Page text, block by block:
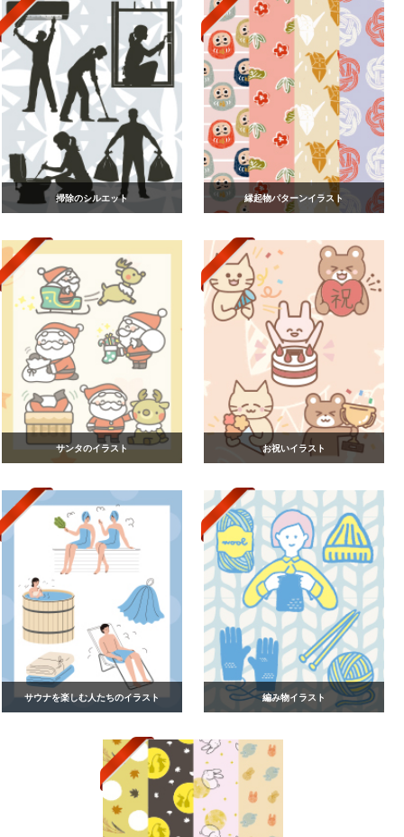
掃除のシルエット 縁起物パターンイラスト
サンタのイラスト お祝いイラスト
サウナを楽しむ人たちのイラスト 編み物イラスト